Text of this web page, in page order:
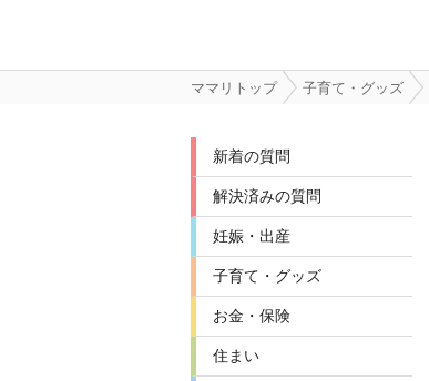
ママリトップ 子育て・グッズ
新着の質問
解決済みの質問
妊娠・出産
子育て・グッズ
お金・保険
住まい